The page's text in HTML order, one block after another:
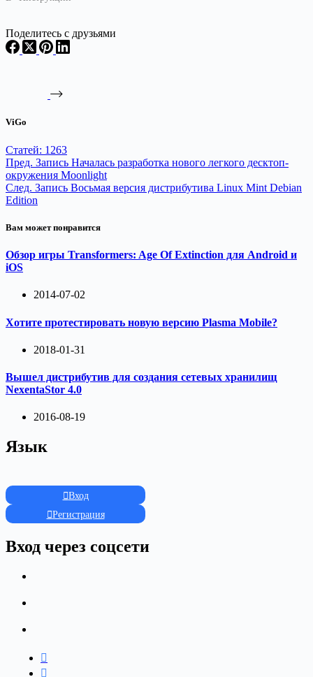
Поделитесь с друзьями
ViGo
Статей: 1263
Пред. Запись Началась разработка нового легкого десктоп-
окружения Moonlight
След. Запись Восьмая версия дистрибутива Linux Mint Debian
Edition
Вам может понравится
Обзор игры Transformers: Age Of Extinction для Android и
iOS
2014-07-02
Хотите протестировать новую версию Plasma Mobile?
2018-01-31
Вышел дистрибутив для создания сетевых хранилищ
NexentaStor 4.0
2016-08-19
Язык
Вход
Регистрация
Вход через соцсети